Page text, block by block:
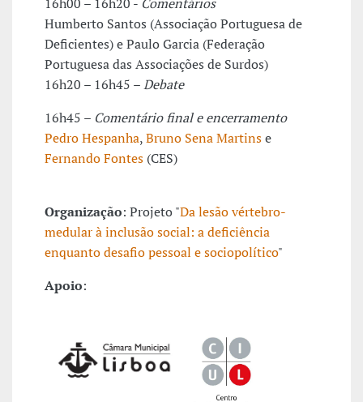
Humberto Santos (Associação Portuguesa de
Deficientes) e Paulo Garcia (Federação
Portuguesa das Associações de Surdos)
16h20 – 16h45 –Debate
16h45 – Comentário final e encerramento
Pedro Hespanha,Bruno Sena Martinse
Fernando Fontes (CES)
Organização: Projeto "Da lesão vértebro-
medular à inclusão social: a deficiência
enquanto desafio pessoal e sociopolítico"
Apoio: